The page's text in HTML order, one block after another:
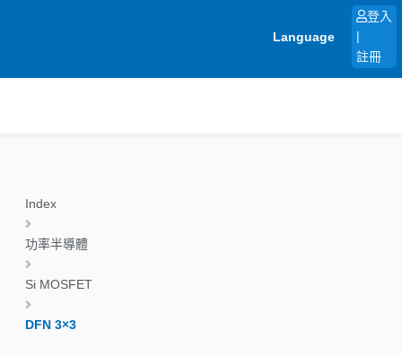
Language
登入
註冊
Index
功率半導體
Si MOSFET
DFN 3×3